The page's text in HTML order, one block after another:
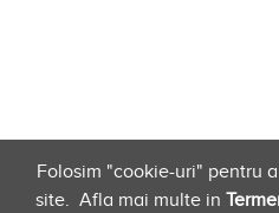
Folosim "cookie-uri" pentru
site. Afla mai multe in